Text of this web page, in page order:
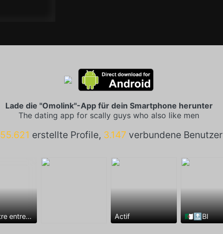
Lade die "Omolink"-App für dein Smartphone herunter
The dating app for scally guys who also like men
erstellte Profile, 3.147 verbundene Benutzer
Rencontre entre mecs Actif 🇩🇿🔝BI